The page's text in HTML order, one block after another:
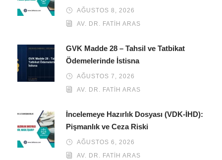
AĞUSTOS 8, 2026
AV. DR. FATIH ARAS
GVK Madde 28 – Tahsil ve Tatbikat
Ödemelerinde İstisna
AĞUSTOS 7, 2026
AV. DR. FATIH ARAS
İncelemeye Hazırlık Dosyası (VDK-İHD):
Pişmanlık ve Ceza Riski
AĞUSTOS 6, 2026
AV. DR. FATIH ARAS